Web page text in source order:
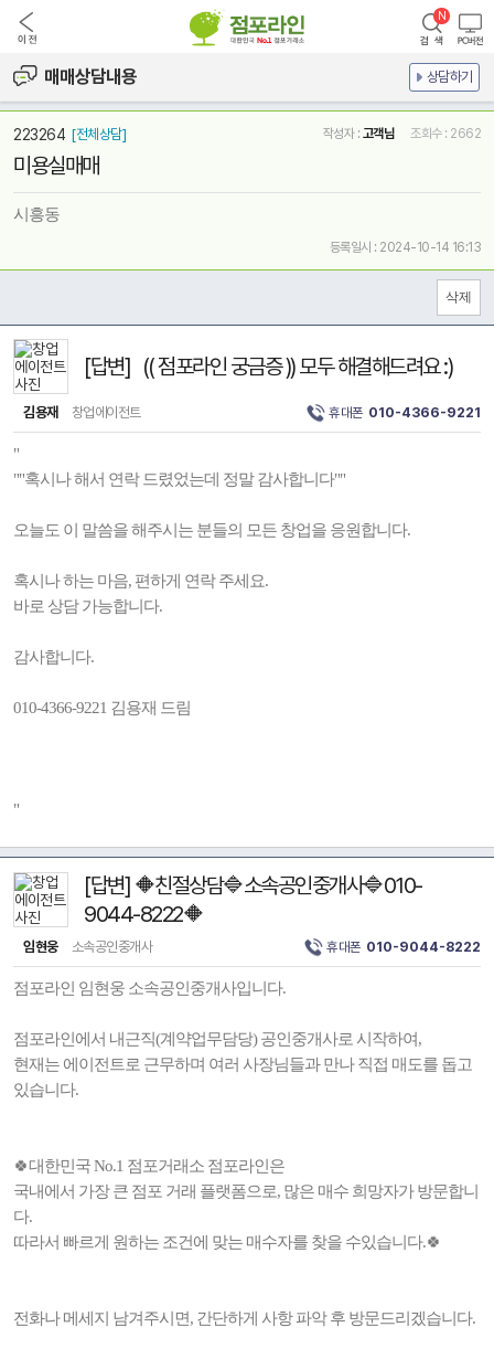
매매상담내용 상담하기
223264 [전체상담] 작성자 : 고객님 조회수 : 2662
미용실매매
시흥동
등록일시 : 2024-10-14 16:13
[답변] (( 점포라인 궁금증 )) 모두 해결해드려요 :)
김용재 창업에이전트 휴대폰 010-4366-9221
"
""혹시나 해서 연락 드렸었는데 정말 감사합니다""
오늘도 이 말씀을 해주시는 분들의 모든 창업을 응원합니다.
혹시나 하는 마음, 편하게 연락 주세요.
바로 상담 가능합니다.
감사합니다.
010-4366-9221 김용재 드림
"
[답변] 🔶친절상담🔷소속공인중개사🔷010-
9044-8222🔶
임현웅 소속공인중개사 휴대폰 010-9044-8222
점포라인 임현웅 소속공인중개사입니다.
점포라인에서 내근직(계약업무담당) 공인중개사로 시작하여,
현재는 에이전트로 근무하며 여러 사장님들과 만나 직접 매도를 돕고
있습니다.
🍀대한민국 No.1 점포거래소 점포라인은
국내에서 가장 큰 점포 거래 플랫폼으로, 많은 매수 희망자가 방문합니
다.
따라서 빠르게 원하는 조건에 맞는 매수자를 찾을 수있습니다.🍀
전화나 메세지 남겨주시면, 간단하게 사항 파악 후 방문드리겠습니다.